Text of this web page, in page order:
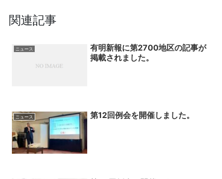
関連記事
ニュース
有明新報に第2700地区の記事が
掲載されました。
ニュース 第12回例会を開催しました。